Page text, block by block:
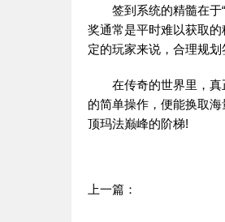
签到系统的精髓在于“
奖通常是平时难以获取
定的玩家来说，合理规
在传奇的世界里，真正
的简单操作，便能换取
顶玛法巅峰的阶梯!
上一篇：